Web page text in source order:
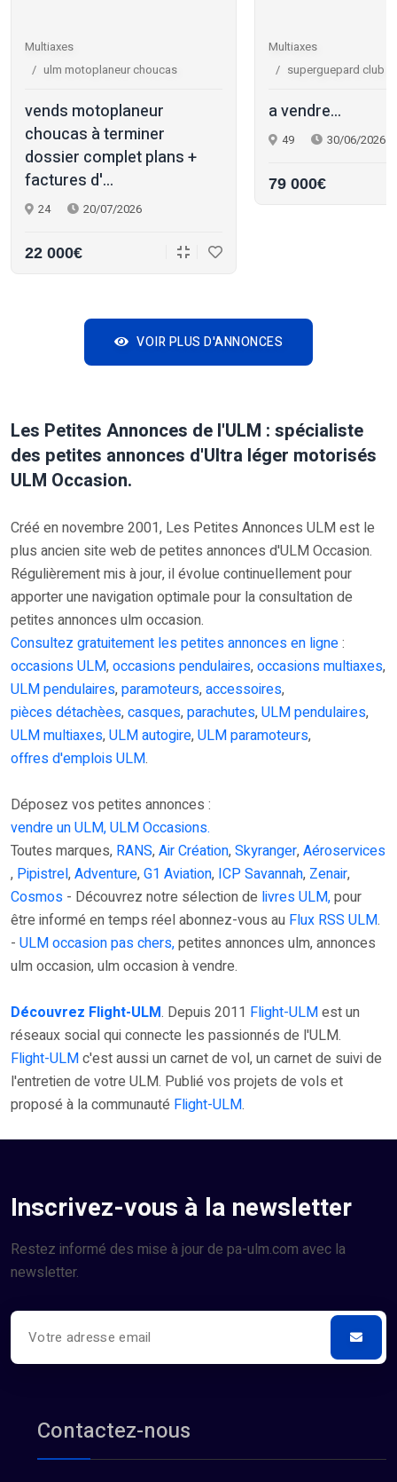
Multiaxes
ulm motoplaneur choucas
vends motoplaneur
choucas à terminer
dossier complet plans +
factures d'...
24 20/07/2026
22 000€
Multiaxes
superguepard club
a vendre...
49 30/06/2026
79 000€
VOIR PLUS D'ANNONCES
Les Petites Annonces de l'ULM : spécialiste
des petites annonces d'Ultra léger motorisés
ULM Occasion.
Créé en novembre 2001, Les Petites Annonces ULM est le
plus ancien site web de petites annonces d'ULM Occasion.
Régulièrement mis à jour, il évolue continuellement pour
apporter une navigation optimale pour la consultation de
petites annonces ulm occasion.
Consultez gratuitement les petites annonces en ligne:
occasions ULM,occasions pendulaires,occasions multiaxes,
ULM pendulaires,paramoteurs,accessoires,
pièces détachèes,casques,parachutes,ULM pendulaires,
ULM multiaxes,ULM autogire,ULM paramoteurs,
offres d'emplois ULM.
Déposez vos petites annonces :
vendre un ULM, ULM Occasions.
Toutes marques, RANS,Air Création,Skyranger,Aéroservices
, Pipistrel,Adventure,G1 Aviation, ICP Savannah, Zenair,
Cosmos - Découvrez notre sélection de livres ULM,pour
être informé en temps réel abonnez-vous au Flux RSS ULM.
- ULM occasion pas chers,petites annonces ulm, annonces
ulm occasion, ulm occasion à vendre.
Découvrez Flight-ULM. Depuis 2011 Flight-ULMest un
réseaux social qui connecte les passionnés de l'ULM.
Flight-ULMc'est aussi un carnet de vol, un carnet de suivi de
l'entretien de votre ULM. Publié vos projets de vols et
proposé à la communauté Flight-ULM.
Inscrivez-vous à la newsletter
Restez informé des mise à jour de pa-ulm.com avec la
newsletter.
Contactez-nous